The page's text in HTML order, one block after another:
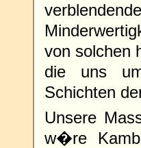
von solchen
die uns
Schichten
Unsere
w�re